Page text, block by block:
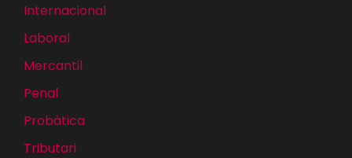
Internacional
Laboral
Mercantil
Penal
Probàtica
Tributari